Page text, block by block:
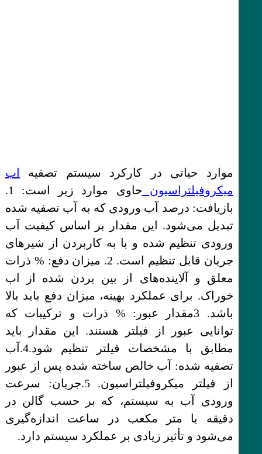
موارد حیاتی در کارکرد سیستم تصفیه
اب
میکروفیلتراسیون
حاوی موارد زیر است: 1.
بازیافت: درصد آب ورودی که به آب تصفیه شده
تبدیل می‌شود. این مقدار بر اساس کیفیت آب
ورودی تنظیم شده و با به کاربردن از شیرهای
جریان قابل تنظیم است. 2. میزان دفع: % ذرات
معلق و آلاینده‌های از بین بردن شده از اب
خوراک. برای عملکرد بهینه، میزان دفع باید بالا
باشد. 3مقدار عبور: % ذرات و ترکیبات که
توانایی عبور از فیلتر هستند. این مقدار باید
مطابق با مشخصات فیلتر تنظیم شود.4.آب
تصفیه شده: آب خالص ساخته شده پس از عبور
از فیلتر میکروفیلتراسیون. 5.جریان: سرعت
ورودی آب به سیستم، که بر حسب گالن در
دقیقه یا متر مکعب در ساعت اندازه‌گیری
می‌شود و تأثیر زیادی بر عملکرد سیستم دارد.